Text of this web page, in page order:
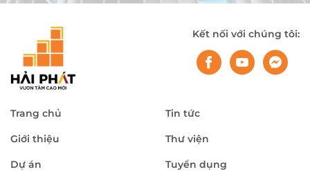
Kết nối với chúng tôi:
Trang chủ
Giới thiệu
Dự án
Tin tức
Thư viện
Tuyển dụng